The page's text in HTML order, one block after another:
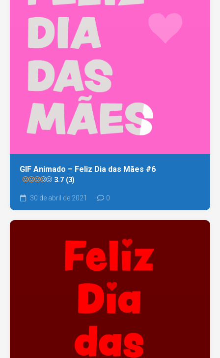
GIF Animado – Feliz Dia das Mães #6
3.7 (3)
30 de abril de 2021 0